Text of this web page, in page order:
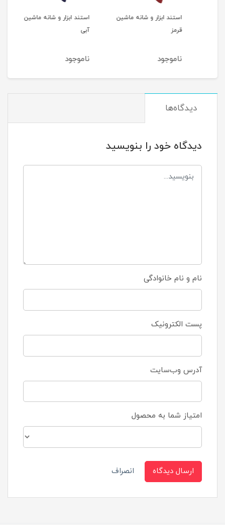
استند ابزار و شانه ماشین
ناموجود
استند ابزار و شانه ماشین
ناموجود
دیدگاه‌ها
دیدگاه خود را بنویسید
نام و نام خانوادگی
پست الکترونیک
آدرس وب‌سایت
امتیاز شما به محصول
ارسال دیدگاه انصراف